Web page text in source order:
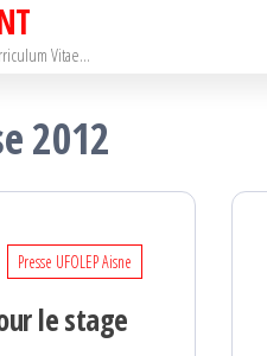
Vitae…
2012
Presse UFOLEP Aisne
le stage